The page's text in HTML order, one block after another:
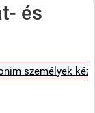
és
személyek